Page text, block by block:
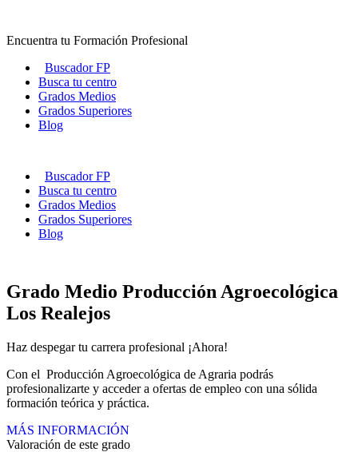
contenido
Encuentra tu Formación Profesional
Buscador FP
Busca tu centro
Grados Medios
Grados Superiores
Blog
Buscador FP
Busca tu centro
Grados Medios
Grados Superiores
Blog
Grado Medio Producción Agroecológica
Los Realejos
Haz despegar tu carrera profesional ¡Ahora!
Con el Producción Agroecológica de Agraria podrás
profesionalizarte y acceder a ofertas de empleo con una sólida
formación teórica y práctica.
MÁS INFORMACIÓN
Valoración de este grado